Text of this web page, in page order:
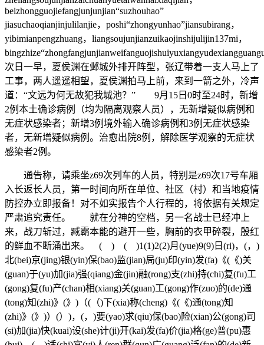
beizhongguojiefangjunjunjian“suzhouhao”
jiasuchaoqianjinjulilanjie，poshi“zhongyunhao”jiansubirang，
yibimianpengzhuang，liangsoujunjianzuikaojinshijulijin137mi，
次日一早，夏侯渊在邺城外排开阵型，张辽带着一支人马上了
工事，两人遥遥相望，夏侯渊拍马上前，来到一箭之外，冷声
道：“文远为何无故犯我城池？” 9月15日0时至24时，新增
2例本土确诊病例（均为隔离观察人员），无新增疑似病例和
无症状感染者；新增3例境外输入确诊病例和3例无症状感染
者，无新增疑似病例。治愈出院8例，解除医学观察的无症状
感染者2例。
通告称，请乘坐z69次列车的人员，特别是z69次17号车厢
入长返长人员，第一时间向所在单位、社区（村）和当地疫情
防控办立即报备！对不如实报告个人行程的，将依据有关规定
严肃追究责任。 就在分神的空档，另一名战士已经冲上
来，战刀斩过，臧霸本能的避开一些，胸前的衣甲碎裂，殷红
的鲜血不断涌出来。 ( ) ( )1(1)2(2)月(yue)9(9)日(ri)，(，)
北(bei)京(jing)银(yin)保(bao)监(jian)局(ju)印(yin)发(fa)《(《)关
(guan)于(yu)加(jia)强(qiang)金(jin)融(rong)支(zhi)持(chi)复(fu)工
(gong)复(fu)产(chan)相(xiang)关(guan)工(gong)作(zuo)的(de)通
(tong)知(zhi)》(》)（(（)下(xia)称(cheng)《(《)通(tong)知
(zhi)》(》)）(）)，(，)要(yao)求(qiu)保(bao)险(xian)公(gong)司
(si)加(jia)快(kuai)设(she)计(ji)开(kai)发(fa)价(jia)格(ge)普(pu)惠